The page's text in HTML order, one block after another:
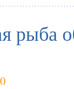
рыба